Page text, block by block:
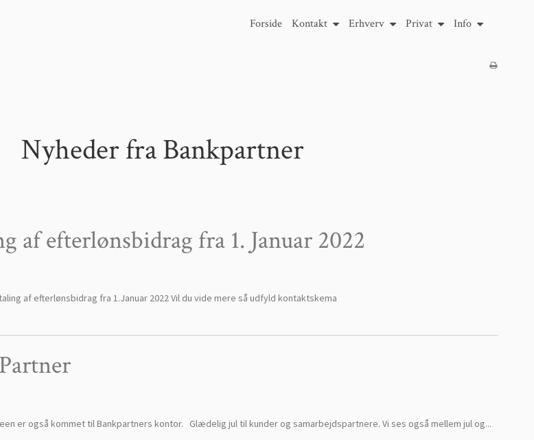
Forside Kontakt Erhverv Privat Info
Nyheder fra Bankpartner
af efterlønsbidrag fra 1. Januar 2022
af efterlønsbidrag fra 1.Januar 2022 Vil du vide mere så udfyld kontaktskema
er også kommet til Bankpartners kontor. Glædelig jul til kunder og samarbejdspartnere. Vi ses også mellem jul og...